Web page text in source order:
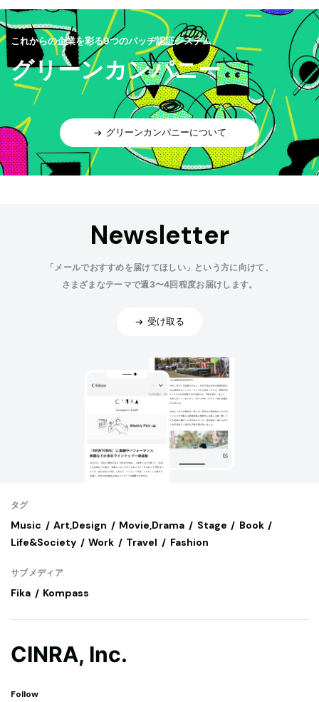
これからの企業を彩る9つのバッヂ認証システム
グリーンカンパニー
グリーンカンパニーについて
Newsletter
「メールでおすすめを届けてほしい」という方に向けて、
さまざまなテーマで週3〜4回程度お届けします。
受け取る
タグ
Music Art,Design Movie,Drama Stage
Book
Life&Society
Work Travel Fashion
サブメディア
Fika Kompass
CINRA, Inc.
Follow